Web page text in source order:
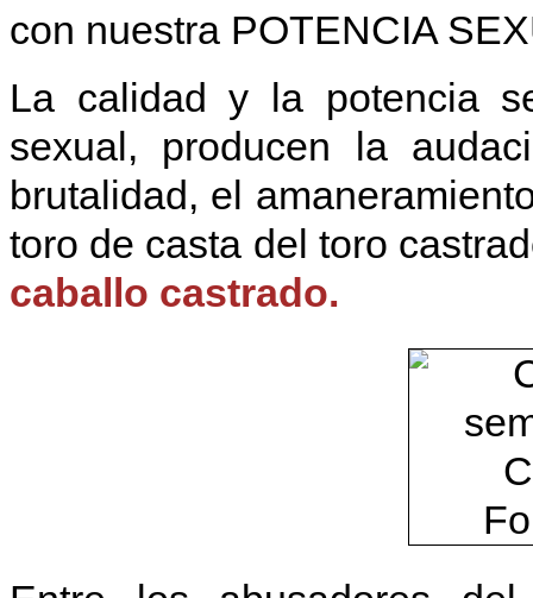
con nuestra POTENCIA
La calidad y la potencia
sexual, producen la
brutalidad, el
toro de casta del toro
caballo castrado.